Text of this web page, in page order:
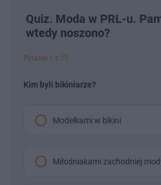
Quiz. Moda w PRL-u.
wtedy noszono?
Pytanie 1 z 15
Kim byli bikiniarze?
Modelkami w bikini
Miłośniakami zachodniej